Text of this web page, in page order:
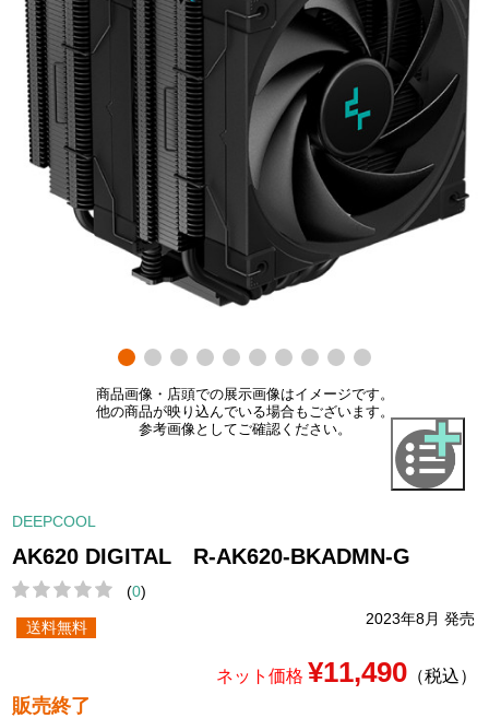
商品画像・店頭での展示画像はイメージです。
他の商品が映り込んでいる場合もございます。
参考画像としてご確認ください。
DEEPCOOL
AK620 DIGITAL R-AK620-BKADMN-G
(0)
2023年8月 発売
送料無料
ネット価格 ¥11,490（税込）
販売終了